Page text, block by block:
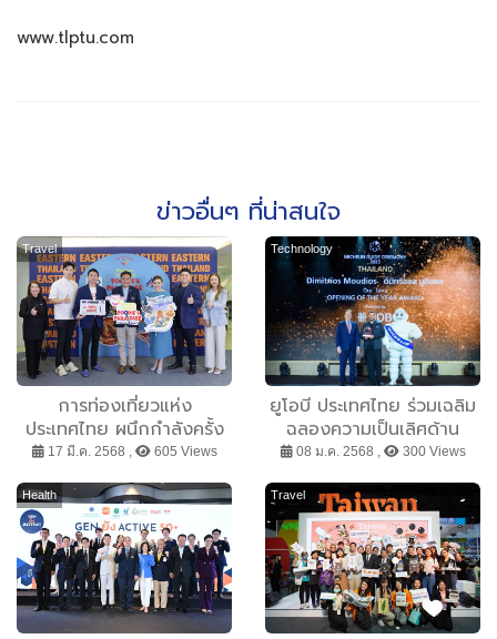
www.tlptu.com
ข่าวอื่นๆ ที่น่าสนใจ
Travel
การท่องเที่ยวแห่ง
ประเทศไทย ผนึกกำลังครั้ง
แรก! กับ ทีเอ็มบีธนชาต หรือ
ทีทีบี พร้อมบางกอกแอร์
เวย์ส เปิดตัว โครงการ
Eastern Thailand
Foodie’s Paradise “เที่ยว
มันส์วันธรรมดา”
17 มี.ค. 2568 , 605 Views
Technology
ยูโอบี ประเทศไทย ร่วมเฉลิม
ฉลองความเป็นเลิศด้าน
อาหาร ในงานประกาศผล
รางวัลมิชลิน ไกด์ 2025
08 ม.ค. 2568 , 300 Views
Health Travel